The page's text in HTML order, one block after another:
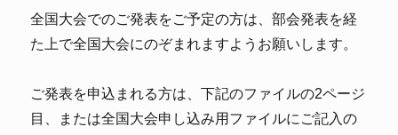
全国大会でのご発表をご予定の方は、部会発表を経
た上で全国大会にのぞまれますようお願いします。
ご発表を申込まれる方は、下記のファイルの2ページ
目、または全国大会申し込み用ファイルにご記入の